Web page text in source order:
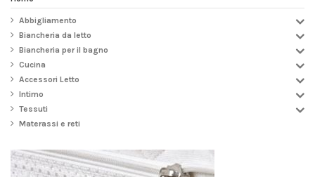
Abbigliamento
Biancheria da letto
Biancheria per il bagno
Cucina
Accessori Letto
Intimo
Tessuti
Materassi e reti